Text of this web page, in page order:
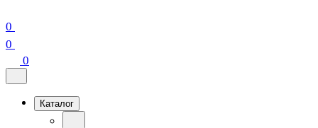
0
0
0
Каталог